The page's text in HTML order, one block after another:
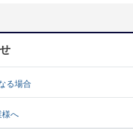
お役立ち記事・相談室など
る場合
様へ